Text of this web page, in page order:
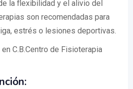
la flexibilidad y el alivio del
son recomendadas para
estrés o lesiones deportivas.
C.B.Centro de Fisioterapia